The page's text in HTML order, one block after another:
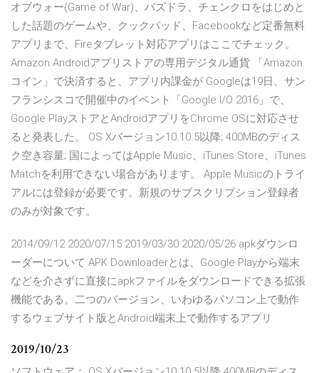
オブウォー(Game of War)、パズドラ、チェンクロをはじめと
した話題のゲームや、クックパッド、Facebookなど定番無料
アプリまで、Fireタブレット対応アプリはここでチェック。
Amazon Androidアプリストアの専用デジタル通貨 「Amazon
コイン」で決済すると、アプリ内課金が Googleは19日、サン
フランシスコで開催中のイベント「Google I/O 2016」で、
Google PlayストアとAndroidアプリをChrome OSに対応させ
ると発表した。 OS Xバージョン10.10.5以降; 400MBのディス
ク空き容量; 国によってはApple Music、iTunes Store、iTunes
Matchを利用できない場合があります。 Apple Musicのトライ
アルには登録が必要です。新規のサブスクリプション登録者
のみが対象です。
2014/09/12 2020/07/15 2019/03/30 2020/05/26 apkダウンロ
ーダーについて APK Downloaderとは、Google Playから端末
などを介さずに直接にapkファイルをダウンロードできる拡張
機能である。二つのバージョン、いわゆるパソコン上で動作
するウェブサイト版とAndroid端末上で動作するアプリ
2019/10/23